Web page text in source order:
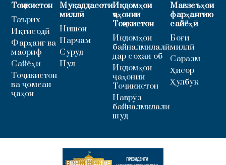
Тоҷикистон
Таърих
Иқтисодӣ
Фарҳанг ва
маориф
Сайёҳӣ
Тоҷикистон
ва ҷомеаи
ҷаҳон
Муқаддасоти
миллӣ
Нишон
Парчам
Суруд
Пул
Иқдомҳои
ҷаҳонии
Тоҷикистон
Иқдомҳои
байналмилалӣ
дар соҳаи об
Иқдомҳои
ҷаҳонии
Тоҷикистон
Наврӯз
байналмилалӣ
шуд
Мавзеъҳои
фарҳангию
сайёҳӣ
Боғи
миллӣ
Саразм
Ҳисор
Ҳулбук